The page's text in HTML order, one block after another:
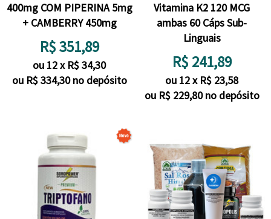
400mg COM PIPERINA 5mg
+ CAMBERRY 450mg
R$351,89
ou 12x R$34,30
ou R$334,30 no depósito
Vitamina K2 120 MCG
ambas 60 Cáps Sub-
Linguais
R$ 241,89
ou 12x R$ 23,58
ou R$ 229,80 no depósito